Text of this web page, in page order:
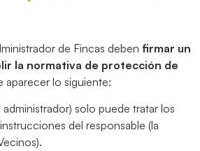
de Fincas deben firmar un
la normativa de protección de
aparecer lo siguiente:
solo puede tratar los
del responsable (la